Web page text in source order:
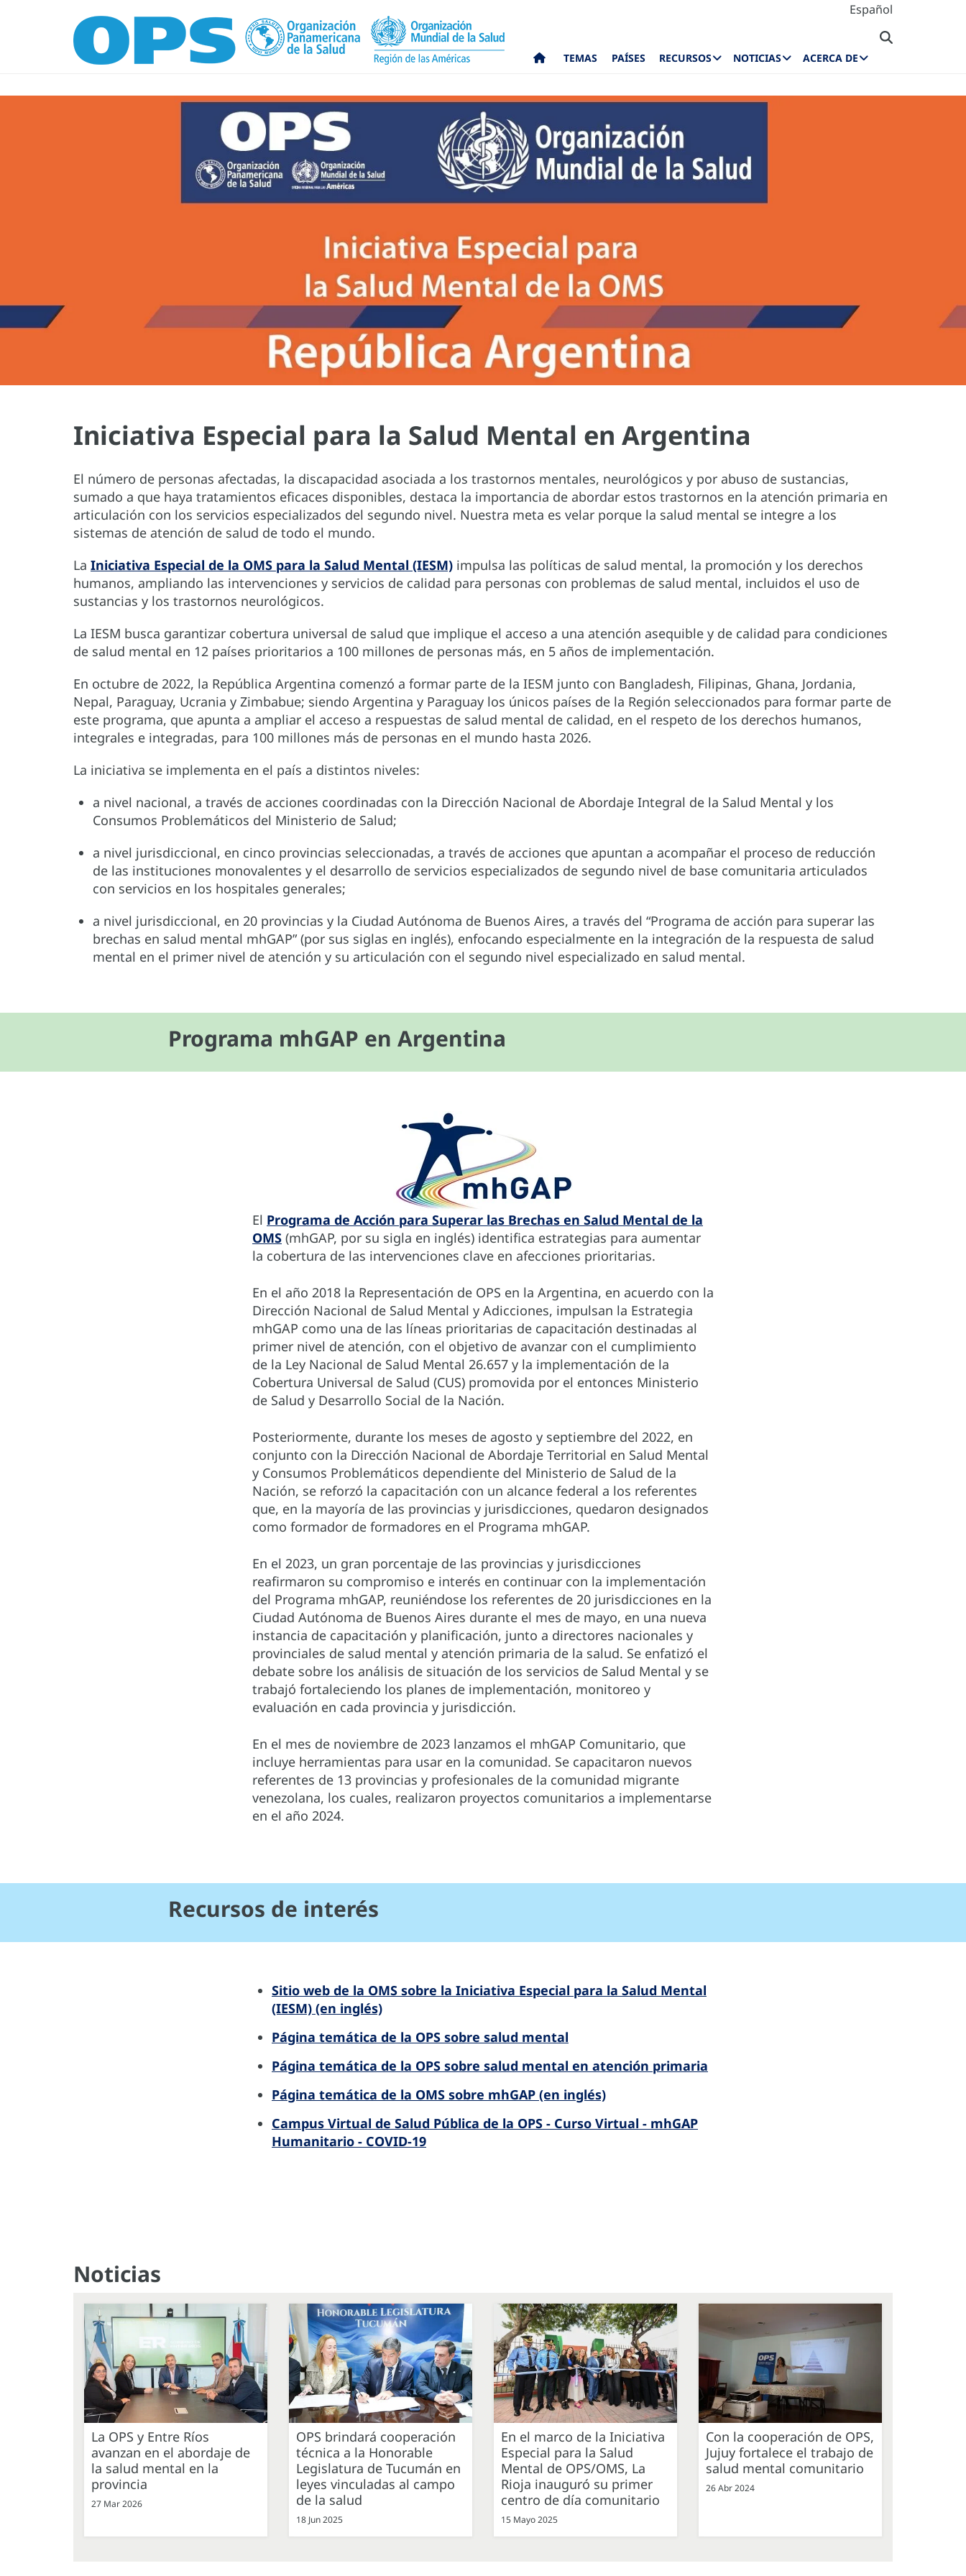
Español
TEMAS PAÍSES RECURSOS NOTICIAS ACERCA DE
Iniciativa Especial para la Salud Mental en Argentina
El número de personas afectadas, la discapacidad asociada a los trastornos mentales, neurológicos y por abuso de sustancias,
sumado a que haya tratamientos eficaces disponibles, destaca la importancia de abordar estos trastornos en la atención primaria en
articulación con los servicios especializados del segundo nivel. Nuestra meta es velar porque la salud mental se integre a los
sistemas de atención de salud de todo el mundo.
La Iniciativa Especial de la OMS para la Salud Mental (IESM) impulsa las políticas de salud mental, la promoción y los derechos
humanos, ampliando las intervenciones y servicios de calidad para personas con problemas de salud mental, incluidos el uso de
sustancias y los trastornos neurológicos.
La IESM busca garantizar cobertura universal de salud que implique el acceso a una atención asequible y de calidad para condiciones
de salud mental en 12 países prioritarios a 100 millones de personas más, en 5 años de implementación.
En octubre de 2022, la República Argentina comenzó a formar parte de la IESM junto con Bangladesh, Filipinas, Ghana, Jordania,
Nepal, Paraguay, Ucrania y Zimbabue; siendo Argentina y Paraguay los únicos países de la Región seleccionados para formar parte de
este programa, que apunta a ampliar el acceso a respuestas de salud mental de calidad, en el respeto de los derechos humanos,
integrales e integradas, para 100 millones más de personas en el mundo hasta 2026.
La iniciativa se implementa en el país a distintos niveles:
a nivel nacional, a través de acciones coordinadas con la Dirección Nacional de Abordaje Integral de la Salud Mental y los
Consumos Problemáticos del Ministerio de Salud;
a nivel jurisdiccional, en cinco provincias seleccionadas, a través de acciones que apuntan a acompañar el proceso de reducción
de las instituciones monovalentes y el desarrollo de servicios especializados de segundo nivel de base comunitaria articulados
con servicios en los hospitales generales;
a nivel jurisdiccional, en 20 provincias y la Ciudad Autónoma de Buenos Aires, a través del “Programa de acción para superar las
brechas en salud mental mhGAP” (por sus siglas en inglés), enfocando especialmente en la integración de la respuesta de salud
mental en el primer nivel de atención y su articulación con el segundo nivel especializado en salud mental.
Programa mhGAP en Argentina
El Programa de Acción para Superar las Brechas en Salud Mental de la
OMS (mhGAP, por su sigla en inglés) identifica estrategias para aumentar
la cobertura de las intervenciones clave en afecciones prioritarias.
En el año 2018 la Representación de OPS en la Argentina, en acuerdo con la
Dirección Nacional de Salud Mental y Adicciones, impulsan la Estrategia
mhGAP como una de las líneas prioritarias de capacitación destinadas al
primer nivel de atención, con el objetivo de avanzar con el cumplimiento
de la Ley Nacional de Salud Mental 26.657 y la implementación de la
Cobertura Universal de Salud (CUS) promovida por el entonces Ministerio
de Salud y Desarrollo Social de la Nación.
Posteriormente, durante los meses de agosto y septiembre del 2022, en
conjunto con la Dirección Nacional de Abordaje Territorial en Salud Mental
y Consumos Problemáticos dependiente del Ministerio de Salud de la
Nación, se reforzó la capacitación con un alcance federal a los referentes
que, en la mayoría de las provincias y jurisdicciones, quedaron designados
como formador de formadores en el Programa mhGAP.
En el 2023, un gran porcentaje de las provincias y jurisdicciones
reafirmaron su compromiso e interés en continuar con la implementación
del Programa mhGAP, reuniéndose los referentes de 20 jurisdicciones en la
Ciudad Autónoma de Buenos Aires durante el mes de mayo, en una nueva
instancia de capacitación y planificación, junto a directores nacionales y
provinciales de salud mental y atención primaria de la salud. Se enfatizó el
debate sobre los análisis de situación de los servicios de Salud Mental y se
trabajó fortaleciendo los planes de implementación, monitoreo y
evaluación en cada provincia y jurisdicción.
En el mes de noviembre de 2023 lanzamos el mhGAP Comunitario, que
incluye herramientas para usar en la comunidad. Se capacitaron nuevos
referentes de 13 provincias y profesionales de la comunidad migrante
venezolana, los cuales, realizaron proyectos comunitarios a implementarse
en el año 2024.
Recursos de interés
Sitio web de la OMS sobre la Iniciativa Especial para la Salud Mental
(IESM) (en inglés)
Página temática de la OPS sobre salud mental
Página temática de la OPS sobre salud mental en atención primaria
Página temática de la OMS sobre mhGAP (en inglés)
Campus Virtual de Salud Pública de la OPS - Curso Virtual - mhGAP
Humanitario - COVID-19
Noticias
La OPS y Entre Ríos
avanzan en el abordaje de
la salud mental en la
provincia
27 Mar 2026
OPS brindará cooperación
técnica a la Honorable
Legislatura de Tucumán en
leyes vinculadas al campo
de la salud
18 Jun 2025
En el marco de la Iniciativa
Especial para la Salud
Mental de OPS/OMS, La
Rioja inauguró su primer
centro de día comunitario
15 Mayo 2025
Con la cooperación de OPS,
Jujuy fortalece el trabajo de
salud mental comunitario
26 Abr 2024